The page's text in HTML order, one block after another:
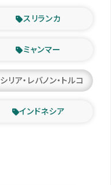
スリランカ
ミャンマー
シリア・レバノン・トルコ
インドネシア